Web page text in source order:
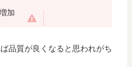
加
品質が良くなると思われがち